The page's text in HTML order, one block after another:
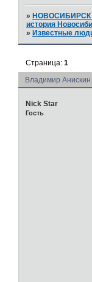
» НОВОСИБИРСК
история
» Известные
Владимир Анискин
Страница:1
Nick Star
Гость